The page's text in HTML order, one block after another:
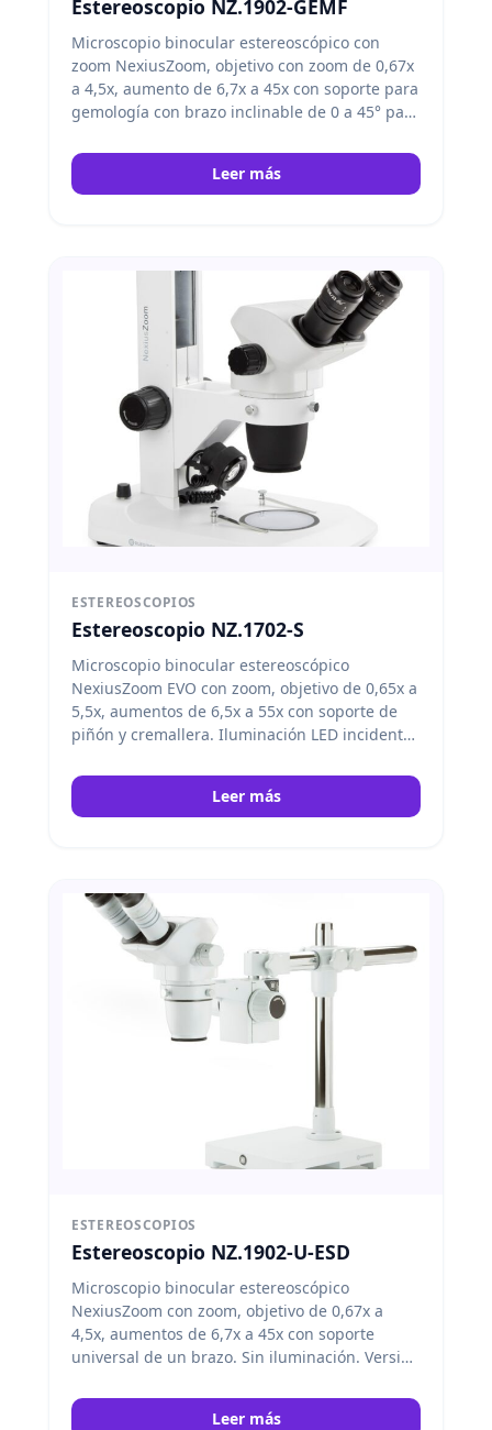
Estereoscopio NZ.1902-GEMF
Microscopio binocular estereoscópico con
zoom NexiusZoom, objetivo con zoom de 0,67x
a 4,5x, aumento de 6,7x a 45x con soporte para
gemología con brazo inclinable de 0 a 45° para
alimentación integrada de 100-240 V,
iluminación transmitida halógena de 30 W y 6
Leer más
ESTEREOSCOPIOS
Estereoscopio NZ.1702-S
Microscopio binocular estereoscópico
NexiusZoom EVO con zoom, objetivo de 0,65x a
5,5x, aumentos de 6,5x a 55x con soporte de
piñón y cremallera. Iluminación LED incidente
Leer más
ESTEREOSCOPIOS
Estereoscopio NZ.1902-U-ESD
Microscopio binocular estereoscópico
NexiusZoom con zoom, objetivo de 0,67x a
4,5x, aumentos de 6,7x a 45x con soporte
universal de un brazo. Sin iluminación. Versión
Leer más